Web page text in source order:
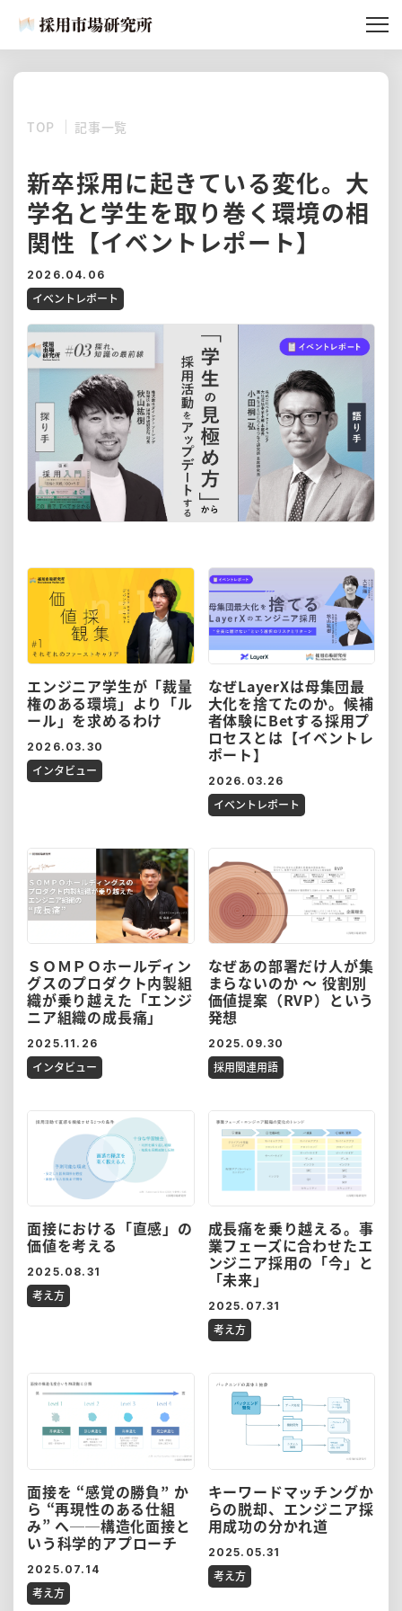
記事一覧
所員紹介
記事リクエスト
TOP 記事一覧
新卒採用に起きている変化。大
学名と学生を取り巻く環境の相
関性【イベントレポート】
2026.04.06
イベントレポート
エンジニア学生が「裁量
権のある環境」より「ル
ール」を求めるわけ
2026.03.30
インタビュー
なぜLayerXは母集団最
大化を捨てたのか。候補
者体験にBetする採用プ
ロセスとは【イベントレ
ポート】
2026.03.26
イベントレポート
ＳＯＭＰＯホールディン
グスのプロダクト内製組
織が乗り越えた「エンジ
ニア組織の成長痛」
2025.11.26
インタビュー
なぜあの部署だけ人が集
まらないのか 〜 役割別
価値提案（RVP）という
発想
2025.09.30
採用関連用語
面接における「直感」の
価値を考える
2025.08.31
考え方
成長痛を乗り越える。事
業フェーズに合わせたエ
ンジニア採用の「今」と
「未来」
2025.07.31
考え方
面接を “感覚の勝負” か
ら “再現性のある仕組
み” へ──構造化面接と
いう科学的アプローチ
2025.07.14
考え方
キーワードマッチングか
らの脱却、エンジニア採
用成功の分かれ道
2025.05.31
考え方